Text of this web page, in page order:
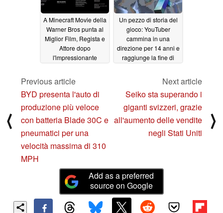
A Minecraft Movie della
Warner Bros punta al
Miglior Film, Regista e
Attore dopo
l'impressionante
Un pezzo di storia del
gioco: YouTuber
cammina in una
direzione per 14 anni e
raggiunge la fine di
⟨
Previous article
BYD presenta l'auto di
produzione più veloce
con batteria Blade 30C e
pneumatici per una
velocità massima di 310
MPH
Next article
Seiko sta superando i
giganti svizzeri, grazie
all'aumento delle vendite
negli Stati Uniti
⟩
Add as a preferred
source on Google